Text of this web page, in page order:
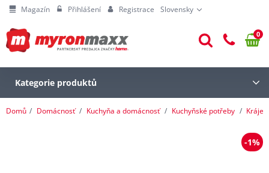
Magazín Přihlášení Registrace Slovensky
0
Kategorie produktů
Domů Domácnosť Kuchyňa a domácnosť Kuchyňské potřeby
-1%